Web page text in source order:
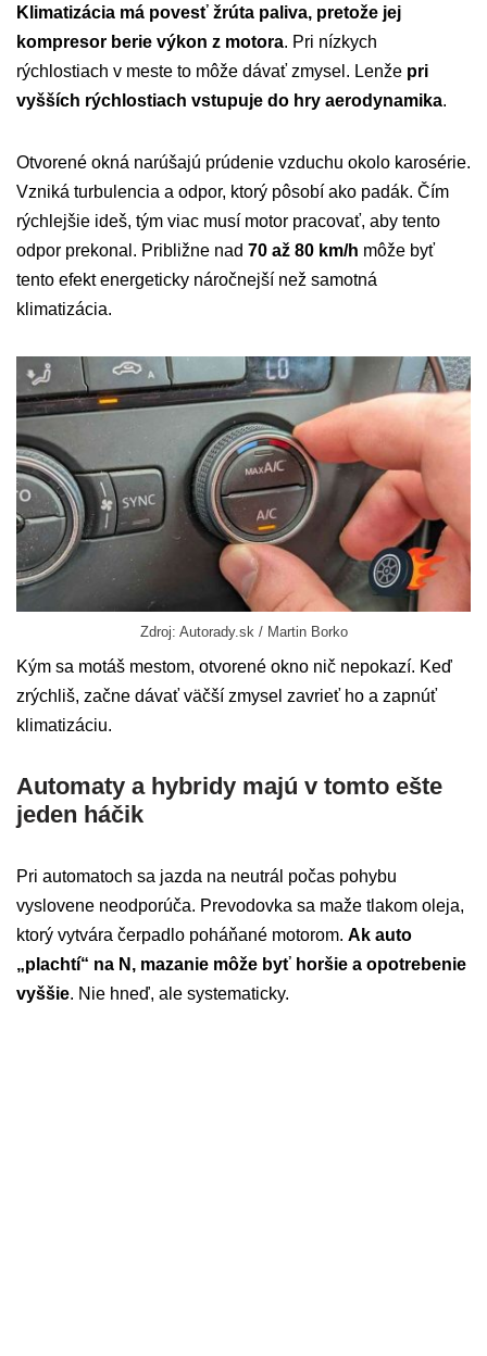
Klimatizácia má povesť žrúta paliva, pretože jej
kompresor berie výkon z motora. Pri nízkych
rýchlostiach v meste to môže dávať zmysel. Lenže pri
vyšších rýchlostiach vstupuje do hry aerodynamika.
Otvorené okná narúšajú prúdenie vzduchu okolo karosérie.
Vzniká turbulencia a odpor, ktorý pôsobí ako padák. Čím
rýchlejšie ideš, tým viac musí motor pracovať, aby tento
odpor prekonal. Približne nad 70 až 80 km/h môže byť
tento efekt energeticky náročnejší než samotná
klimatizácia.
Zdroj: Autorady.sk / Martin Borko
Kým sa motáš mestom, otvorené okno nič nepokazí. Keď
zrýchliš, začne dávať väčší zmysel zavrieť ho a zapnúť
klimatizáciu.
Automaty a hybridy majú v tomto ešte
jeden háčik
Pri automatoch sa jazda na neutrál počas pohybu
vyslovene neodporúča. Prevodovka sa maže tlakom oleja,
ktorý vytvára čerpadlo poháňané motorom. Ak auto
„plachtí“ na N, mazanie môže byť horšie a opotrebenie
vyššie. Nie hneď, ale systematicky.